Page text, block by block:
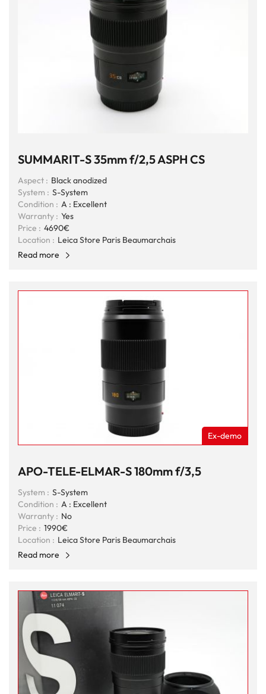
SUMMARIT-S 35mm f/2,5 ASPH CS
Aspect : Black anodized
System : S-System
Condition : A : Excellent
Warranty : Yes
Price : 4690€
Location : Leica Store Paris Beaumarchais
Read more
Ex-demo
APO-TELE-ELMAR-S 180mm f/3,5
System : S-System
Condition : A : Excellent
Warranty : No
Price : 1990€
Location : Leica Store Paris Beaumarchais
Read more